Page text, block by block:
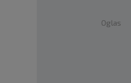
Oglas